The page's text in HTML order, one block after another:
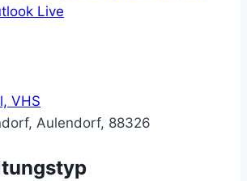
Live
VHS
Aulendorf, 88326